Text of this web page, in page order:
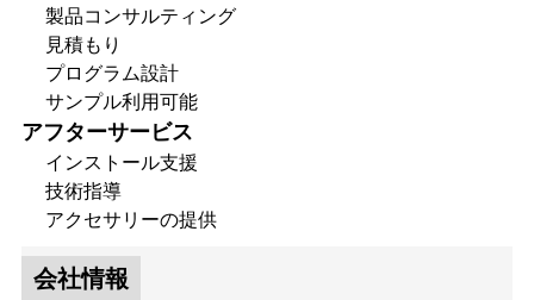
製品コンサルティング
見積もり
プログラム設計
サンプル利用可能
アフターサービス
インストール支援
技術指導
アクセサリーの提供
会社情報